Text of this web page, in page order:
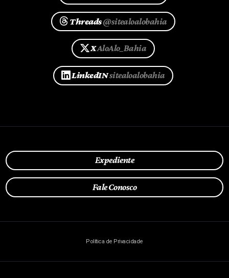
Threads@sitealoalobahia
XAloAlo_Bahia
LinkedINsitealoalobahia
Expediente
Fale Conosco
Política de Privacidade